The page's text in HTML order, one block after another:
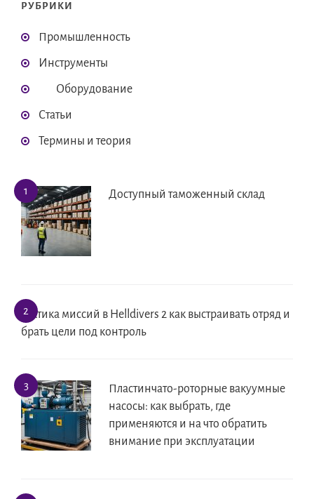
РУБРИКИ
Промышленность
Инструменты
Оборудование
Статьи
Термины и теория
Доступный таможенный склад
Тактика миссий в Helldivers 2 как выстраивать отряд и
брать цели под контроль
Пластинчато-роторные вакуумные
насосы: как выбрать, где
применяются и на что обратить
внимание при эксплуатации